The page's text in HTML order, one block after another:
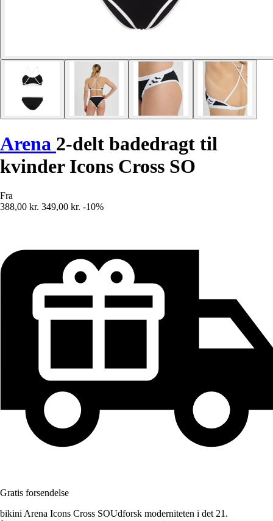
Arena 2-delt badedragt til
kvinder Icons Cross SO
Fra
388,00 kr. 349,00 kr. -10%
Gratis forsendelse
bikini Arena Icons Cross SOUdforsk moderniteten i det 21.